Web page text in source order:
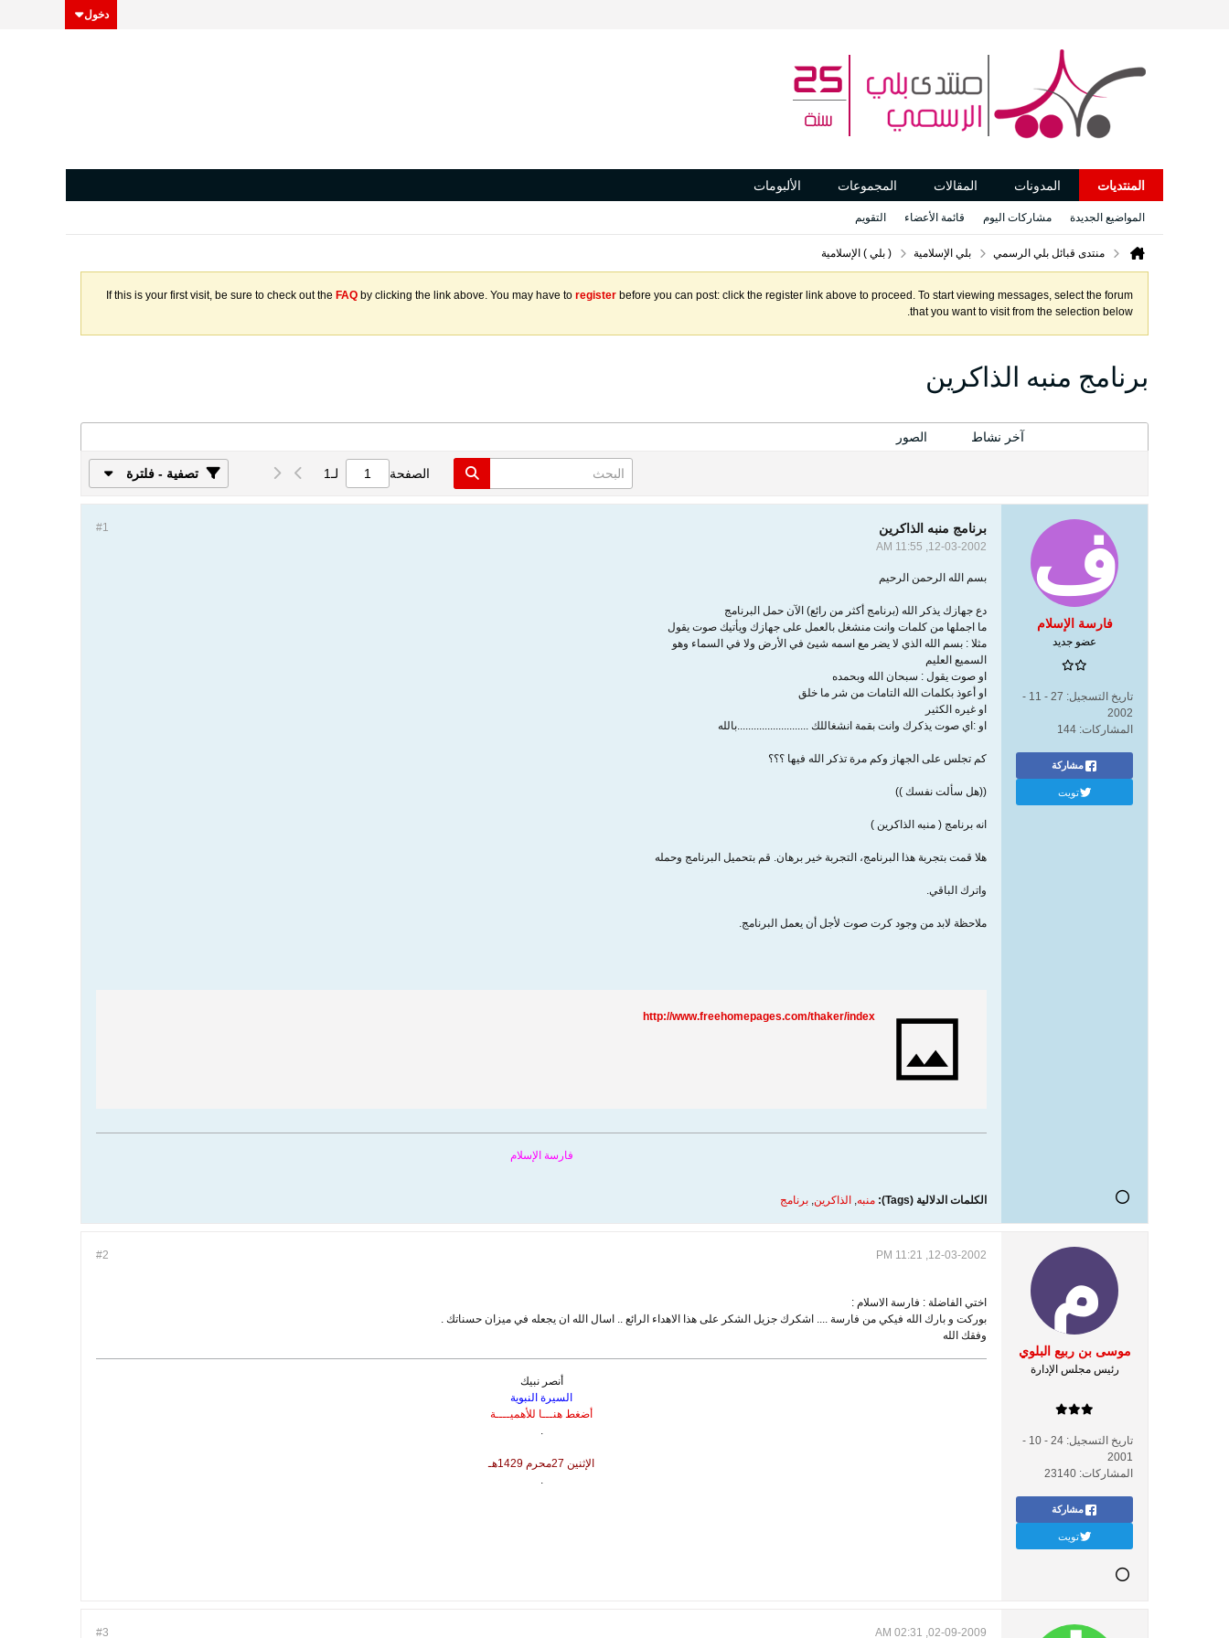
دخول
المنتديات المدونات المقالات المجموعات الألبومات
المواضيع الجديدة مشاركات اليوم قائمة الأعضاء التقويم
منتدى قبائل بلي الرسمي بلي الإسلامية ( بلي ) الإسلامية
If this is your first visit, be sure to check out the FAQ by clicking the link above. You may have to register before you can post: click the register link above to proceed. To start viewing messages, select the forum
that you want to visit from the selection below.
برنامج منبه الذاكرين
آخر نشاط الصور
الصفحة لـ1 تصفية - فلترة
فارسة الإسلام
عضو جديد
تاريخ التسجيل:
27 - 11 -
2002
المشاركات: 144
مشاركة
تويت
#1 برنامج منبه الذاكرين
12-03-2002, 11:55 AM
بسم الله الرحمن الرحيم
دع جهازك يذكر الله (برنامج أكثر من رائع) الآن حمل البرنامج
ما اجملها من كلمات وانت منشغل بالعمل على جهازك ويأتيك صوت يقول
مثلا : بسم الله الذي لا يضر مع اسمه شيئ في الأرض ولا في السماء وهو
السميع العليم
او صوت يقول : سبحان الله وبحمده
او أعوذ بكلمات الله التامات من شر ما خلق
او غيره الكثير
او :اي صوت يذكرك وانت بقمة انشغاللك ..........................بالله
كم تجلس على الجهاز وكم مرة تذكر الله فيها ؟؟؟
((هل سألت نفسك ))
انه برنامج ( منبه الذاكرين )
هلا قمت بتجربة هذا البرنامج، التجربة خير برهان. قم بتحميل البرنامج وحمله
واترك الباقي.
ملاحظة لابد من وجود كرت صوت لأجل أن يعمل البرنامج.
http://www.freehomepages.com/thaker/index
فارسة الإسلام
الكلمات الدلالية (Tags): منبه, الذاكرين, برنامج
موسى بن ربيع البلوي
رئيس مجلس الإدارة
تاريخ التسجيل:
24 - 10 -
2001
المشاركات: 23140
مشاركة
تويت
#2 12-03-2002, 11:21 PM
اختي الفاضلة : فارسة الاسلام :
بوركت و بارك الله فيكي من فارسة .... اشكرك جزيل الشكر على هذا الاهداء الرائع .. اسال الله ان يجعله في ميزان حسناتك .
وفقك الله
أنصر نبيك
السيرة النبوية
أضغط هنـــا للأهميــــة
.
الإثنين 27محرم 1429هـ
.
#3 02-09-2009, 02:31 AM